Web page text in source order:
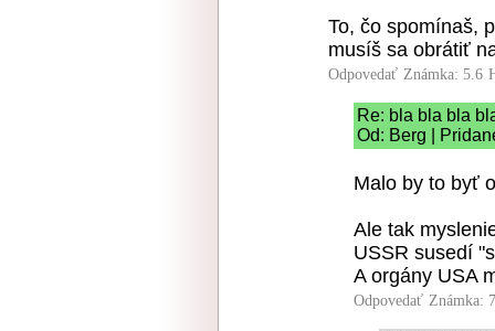
To, čo spomínaš,
musíš sa obrátiť
Odpovedať Známka: 5.6
Re: bla bla bla
Od: Berg |
Malo by to byť
Ale tak
USSR susedí
A orgány USA
Odpovedať Známka: